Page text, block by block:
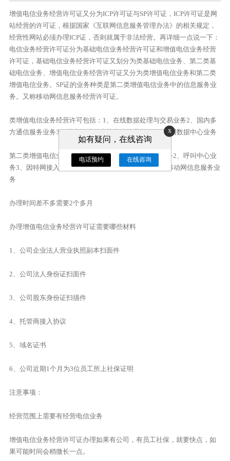
增值电信业务经营许可证又分为ICP许可证与SP许可证，ICP许可证是网
站经营的许可证，根据国家《互联网信息服务管理办法》的相关规定，
经营性网站必须办理ICP证，否则就属于非法经营。再详细一点说一下：
电信业务经营许可证分为基础电信业务经营许可证和增值电信业务经营
许可证，基础电信业务经营许可证又划分为类基础电信业务、第二类基
础电信业务、增值电信业务经营许可证又分为类增值电信业务和第二类
增值电信业务。SP证的业务种类是第二类增值电信业务中的信息服务业
务。又称移动网信息服务经营许可证。
类增值电信业务经营许可包括：1、在线数据处理与交易业务2、国内多
方通信服务业务3、国内因特网虚拟专用网业务4、因特网数据中心业务
第二类增值电信业务经营许可包括：1、存储转发类业务2、呼叫中心业
务3、因特网接入服务业务4、因特网信息服务业务5、移动网信息服务业
务
办理时间差不多需要2个多月
办理增值电信业务经营许可证需要哪些材料
1、公司企业法人营业执照副本扫面件
2、公司法人身份证扫面件
3、公司股东身份证扫描件
4、托管商接入协议
5、域名证书
6、公司近期1个月为3位员工所上社保证明
注意事项：
经营范围上需要有经营电信业务
增值电信业务经营许可证办理如果有公司，有员工社保，就要快点，如
果可能时间会稍微长一点。
x
如有疑问，在线咨询
电话预约 在线咨询